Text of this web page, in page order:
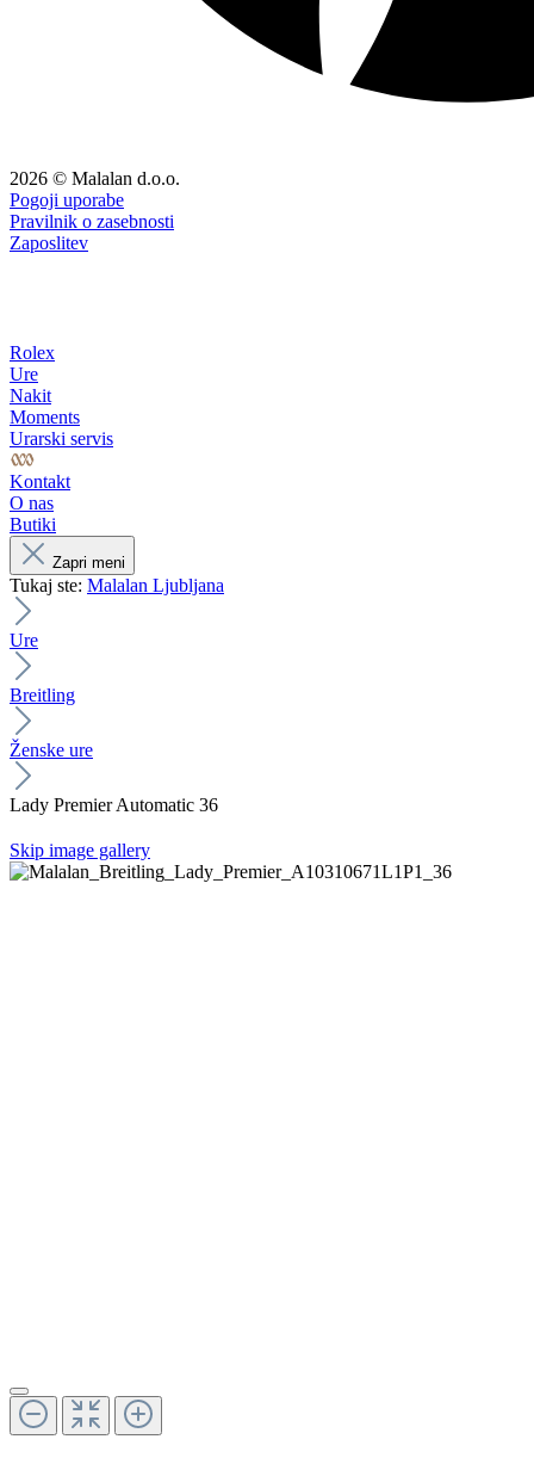
2026 © Malalan d.o.o.
Pogoji uporabe
Pravilnik o zasebnosti
Zaposlitev
Rolex
Ure
Nakit
Moments
Urarski servis
Kontakt
O nas
Butiki
Zapri meni
Tukaj ste: Malalan Ljubljana
Ure
Breitling
Ženske ure
Lady Premier Automatic 36
Skip image gallery